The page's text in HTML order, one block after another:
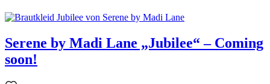
Serene by Madi Lane „Jubilee“ – Coming
soon!